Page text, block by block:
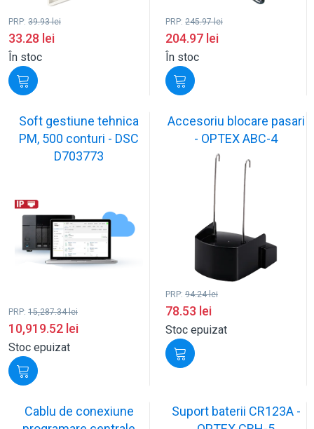
PRP: 39.93lei
33.28 lei
În stoc
PRP: 245.97lei
204.97 lei
În stoc
Soft gestiune tehnica
PM, 500 conturi - DSC
D703773
PRP: 15,287.34lei
10,919.52 lei
Stoc epuizat
Accesoriu blocare pasari
- OPTEX ABC-4
PRP: 94.24lei
78.53 lei
Stoc epuizat
Cablu de conexiune
Suport baterii CR123A -